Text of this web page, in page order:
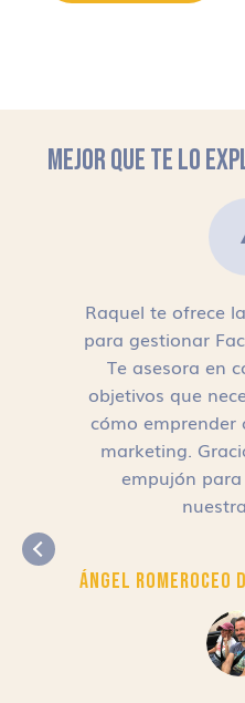
MEJOR QUE TE LO
Raquel te ofrece
para gestionar
Te asesora en
objetivos que
cómo emprender
marketing.
empujón
Ángel Romero